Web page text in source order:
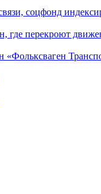
соцфонд
где перекроют